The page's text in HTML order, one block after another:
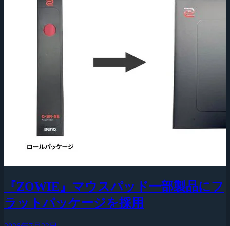
『ZOWIE』マウスパッド一部製品にフ
ラットパッケージを採用